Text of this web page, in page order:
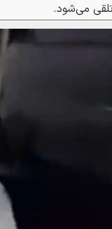
می‌شود.